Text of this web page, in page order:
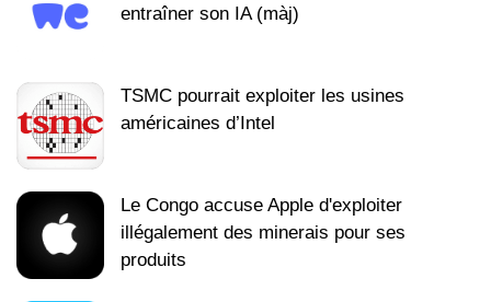
entraîner son IA (màj)
TSMC pourrait exploiter les usines
américaines d’Intel
Le Congo accuse Apple d'exploiter
illégalement des minerais pour ses
produits